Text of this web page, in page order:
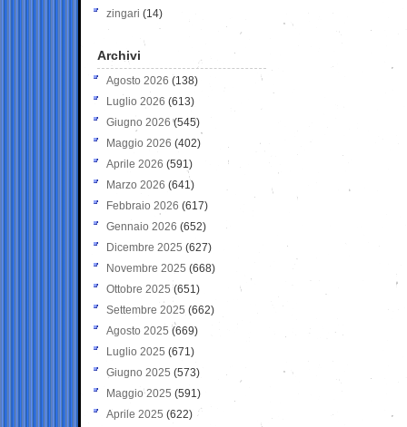
zingari (14)
Archivi
Agosto 2026 (138)
Luglio 2026 (613)
Giugno 2026 (545)
Maggio 2026 (402)
Aprile 2026 (591)
Marzo 2026 (641)
Febbraio 2026 (617)
Gennaio 2026 (652)
Dicembre 2025 (627)
Novembre 2025 (668)
Ottobre 2025 (651)
Settembre 2025 (662)
Agosto 2025 (669)
Luglio 2025 (671)
Giugno 2025 (573)
Maggio 2025 (591)
Aprile 2025 (622)